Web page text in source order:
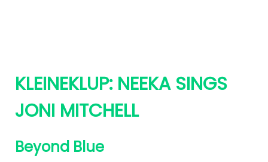
KLEINEKLUP: NEEKA SINGS
JONI MITCHELL
Beyond Blue